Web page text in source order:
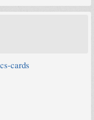
cards